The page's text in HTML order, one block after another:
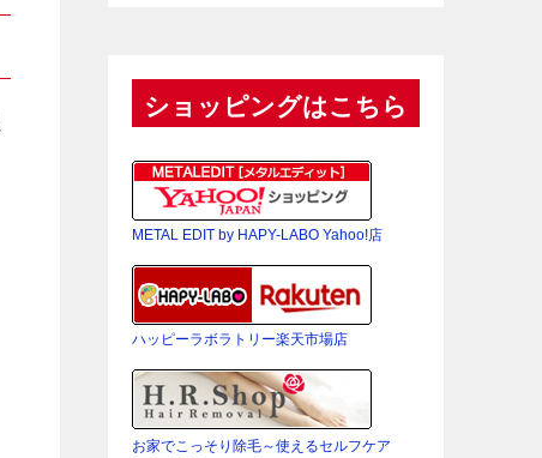
ショッピングはこちら
METAL EDIT by HAPY-LABO Yahoo!店
ハッピーラボラトリー楽天市場店
お家でこっそり除毛～使えるセルフケア